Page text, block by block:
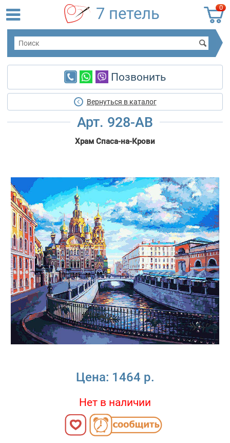
0
7 петель
Позвонить
Вернуться в каталог
Арт. 928-AB
Храм Спаса-на-Крови
Цена: 1464 р.
Нет в наличии